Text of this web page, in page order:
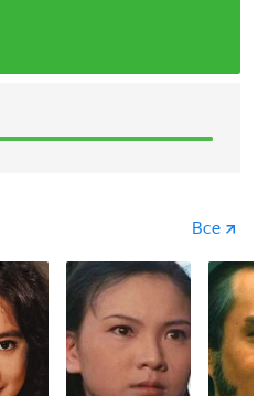
Все